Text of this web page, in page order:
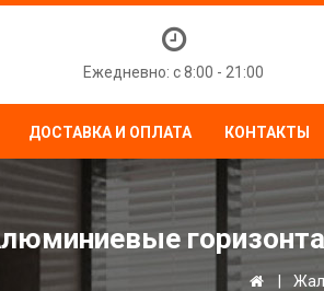
Ежедневно: с 8:00 - 21:00
ДОСТАВКА И ОПЛАТА КОНТАКТЫ